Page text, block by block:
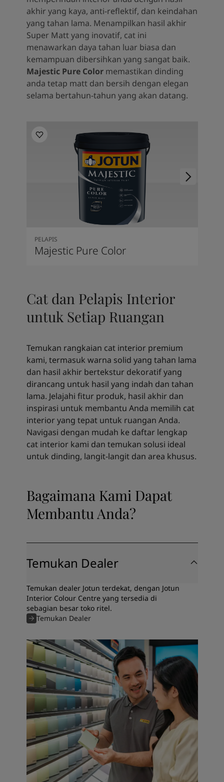
akhir yang kaya, anti-reflektif, dan keindahan
yang tahan lama. Menampilkan hasil akhir
Super Matt yang inovatif, cat ini
menawarkan daya tahan luar biasa dan
kemampuan dibersihkan yang sangat baik.
Majestic Pure Colormemastikan dinding
anda tetap matt dan bersih dengan elegan
selama bertahun-tahun yang akan datang.
PELAPIS
Majestic Pure Color
Cat dan Pelapis Interior
untuk Setiap Ruangan
Temukan rangkaian cat interior premium
kami, termasuk warna solid yang tahan lama
dan hasil akhir bertekstur dekoratif yang
dirancang untuk hasil yang indah dan tahan
lama. Jelajahi fitur produk, hasil akhir dan
inspirasi untuk membantu Anda memilih cat
interior yang tepat untuk ruangan Anda.
Navigasi dengan mudah ke daftar lengkap
cat interior kami dan temukan solusi ideal
untuk dinding, langit-langit dan area khusus.
Bagaimana Kami Dapat
Membantu Anda?
Temukan Dealer
Temukan dealer Jotun terdekat, dengan Jotun
Interior Colour Centre yang tersedia di
sebagian besar toko ritel.
Temukan Dealer